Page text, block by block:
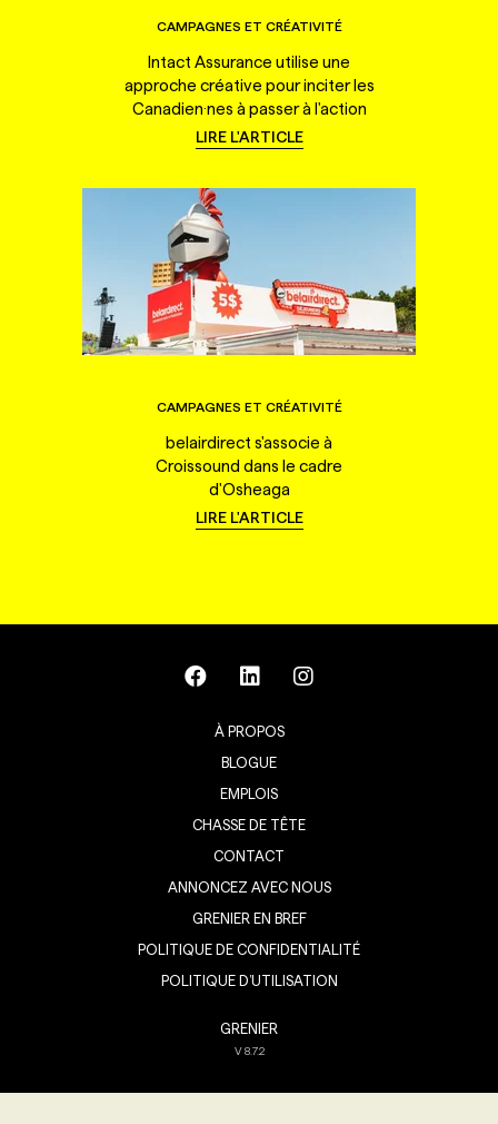
CAMPAGNES ET CRÉATIVITÉ
Intact Assurance utilise une
approche créative pour inciter les
Canadien·nes à passer à l'action
LIRE L'ARTICLE
CAMPAGNES ET CRÉATIVITÉ
belairdirect s'associe à
Croissound dans le cadre
d'Osheaga
LIRE L'ARTICLE
À PROPOS
BLOGUE
EMPLOIS
CHASSE DE TÊTE
CONTACT
ANNONCEZ AVEC NOUS
GRENIER EN BREF
POLITIQUE DE CONFIDENTIALITÉ
POLITIQUE D’UTILISATION
GRENIER
V8.7.2